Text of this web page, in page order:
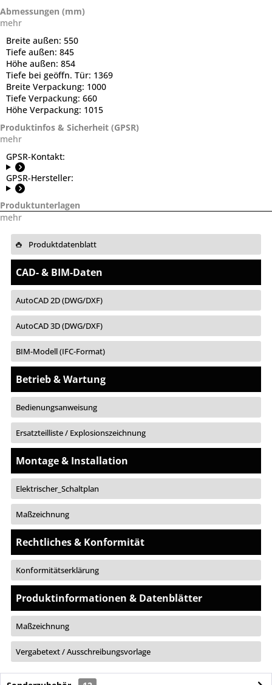
Abmessungen (mm)
mehr
Breite außen: 550
Tiefe außen: 845
Höhe außen: 854
Tiefe bei geöffn. Tür: 1369
Breite Verpackung: 1000
Tiefe Verpackung: 660
Höhe Verpackung: 1015
Produktinfos & Sicherheit (GPSR)
mehr
GPSR-Kontakt:
GPSR-Hersteller:
Produktunterlagen
mehr
Produktdatenblatt
CAD- & BIM-Daten
AutoCAD 2D (DWG/DXF)
AutoCAD 3D (DWG/DXF)
BIM-Modell (IFC-Format)
Betrieb & Wartung
Bedienungsanweisung
Ersatzteilliste / Explosionszeichnung
Montage & Installation
Elektrischer_Schaltplan
Maßzeichnung
Rechtliches & Konformität
Konformitätserklärung
Produktinformationen & Datenblätter
Maßzeichnung
Vergabetext / Ausschreibungsvorlage